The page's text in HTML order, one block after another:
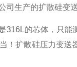
司生产的扩散硅变
316L的芯体，只能
！扩散硅压力变